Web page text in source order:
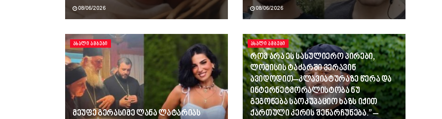
08/06/2026 08/06/2026
ᲐᲮᲐᲚᲘ ᲐᲛᲑᲔᲑᲘ
მეუფე გერასიმე ლანა ლატარიას
ᲐᲮᲐᲚᲘ ᲐᲛᲑᲔᲑᲘ
რომ არა ეს სასულიერო პირები,
ლომისის ტაძარში ვერავინ
ავიდოდით–კლავიატურაზე წერა და
ინტერნეტმორალისტობა ნუ
გეგონება საოკუპაციო ხაზს იქით
ქართული კერის შენარჩუნება.” –